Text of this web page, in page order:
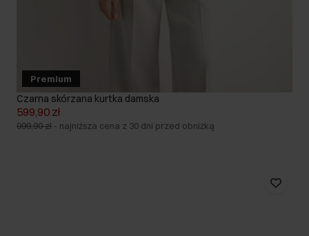
Premium
Czarna skórzana kurtka damska
599,90 zł
999,90 zł - najniższa cena z 30 dni przed obniżką